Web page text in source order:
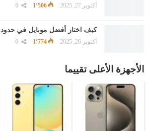
أكتوبر 27, 2025 1٬506
كيف اختار أفضل موبايل في حدود 130000 دينار
أكتوبر 26, 2025 1٬774
الأجهزة الأعلى تقييما